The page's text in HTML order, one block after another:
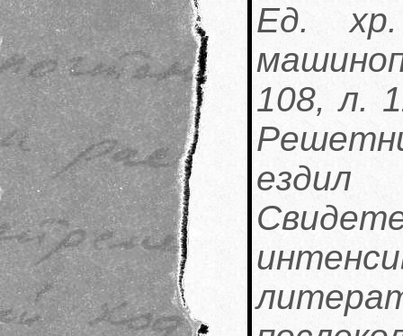
Ед.
108, л.